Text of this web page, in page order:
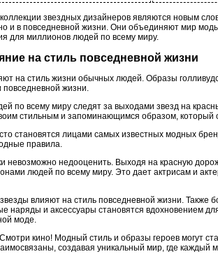
звездных дизайнеров являются новым
и в повседневной жизни. Они объединяют мир
для миллионов людей по всему миру.
на стиль повседневной жизни
на стиль жизни обычных людей. Образы
жизни.
по всему миру следят за выходами звезд на
стильным и запоминающимся образом, который
становятся лицами самых известных модных
правила.
невозможно недооценить. Выходя на красную
людей по всему миру. Это дает актрисам и
влияют на стиль повседневной жизни. Также
наряды и аксессуары становятся вдохновением
моде.
кино! Модный стиль и образы героев могут
создавая уникальный мир, где каждый